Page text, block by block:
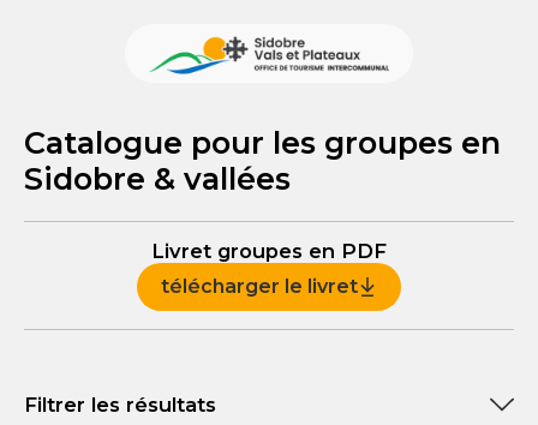
Catalogue pour les groupes en
Sidobre & vallées
Livret groupes en PDF
télécharger le livret
Filtrer les résultats